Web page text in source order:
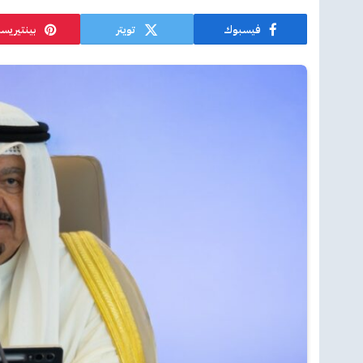
فيسبوك تويتر